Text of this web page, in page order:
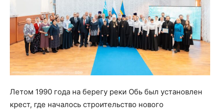
Летом 1990 года на берегу реки Обь был установлен
крест, где началось строительство нового